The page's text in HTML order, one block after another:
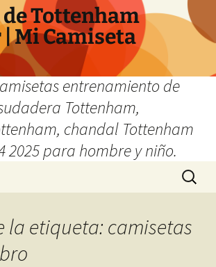
Tottenham
Mi Camiseta
entrenamiento de
Tottenham,
chandal Tottenham
2025 para hombre y niño.
Buscar:
la etiqueta: camisetas